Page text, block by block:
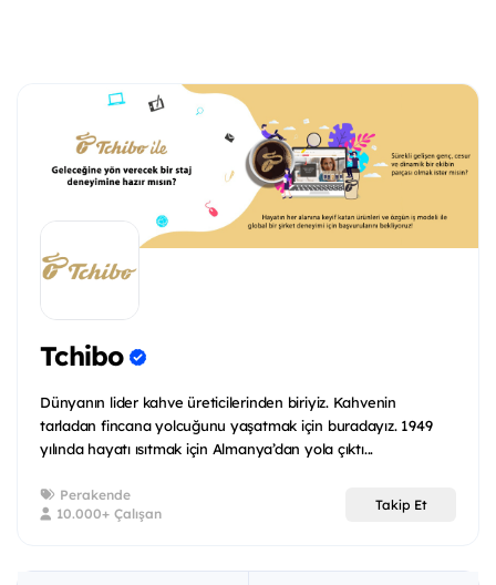
Tchibo
Dünyanın lider kahve üreticilerinden biriyiz. Kahvenin
tarladan fincana yolcuğunu yaşatmak için buradayız. 1949
yılında hayatı ısıtmak için Almanya’dan yola çıktı...
Perakende
10.000+ Çalışan
Takip Et